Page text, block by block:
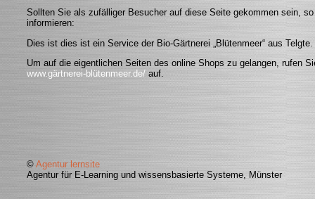
Sollten Sie als zufälliger Besucher auf diese Seite gekommen sein,
informieren:
Dies ist dies ist ein Service der Bio-Gärtnerei „Blütenmeer“ aus Telgte.
Um auf die eigentlichen Seiten des online Shops zu gelangen, rufen
www.gärtnerei-blütenmeer.de/ auf.
© Agentur lernsite
Agentur für E-Learning und wissensbasierte Systeme , Münster